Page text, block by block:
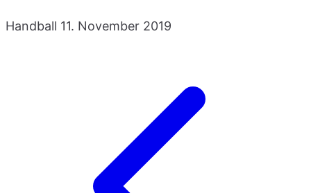
Handball 11. November 2019